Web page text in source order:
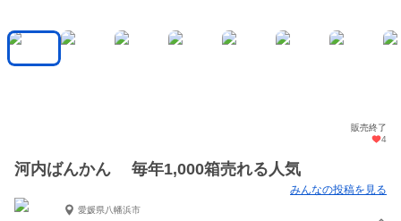
販売終了
4
河内ばんかん 毎年1,000箱売れる人気
みんなの投稿を見る
愛媛県八幡浜市